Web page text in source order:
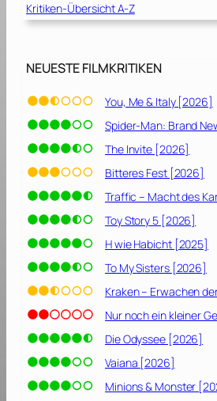
Kritiken-Übersicht A-Z
NEUESTE FILMKRITIKEN
You, Me & Italy [2026]
Spider-Man: Brand
The Invite [2026]
Bitteres Fest [2026]
Traffic – Macht des
Toy Story 5 [2026]
H wie Habicht [2025]
To My Sisters [2026]
Kraken – Erwachen
Nur noch ein kleiner
Die Odyssee [2026]
Vaiana [2026]
Minions & Monster